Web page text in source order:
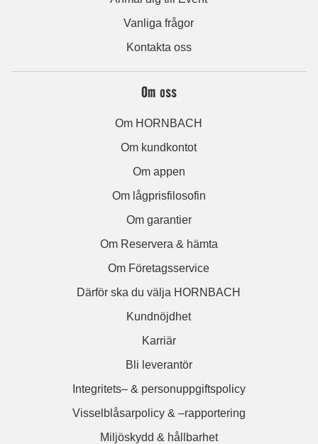
Vanliga frågor
Kontakta oss
Om oss
Om HORNBACH
Om kundkontot
Om appen
Om lågprisfilosofin
Om garantier
Om Reservera & hämta
Om Företagsservice
Därför ska du välja HORNBACH
Kundnöjdhet
Karriär
Bli leverantör
Integritets– & personuppgiftspolicy
Visselblåsarpolicy & –rapportering
Miljöskydd & hållbarhet